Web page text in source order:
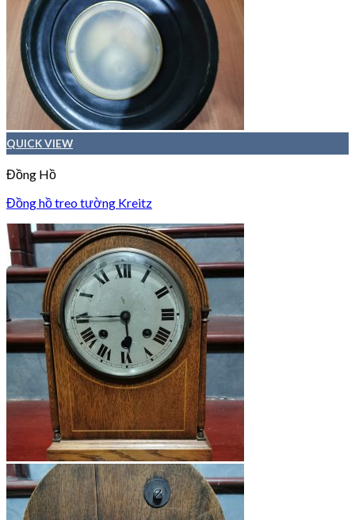
QUICK VIEW
Đồng Hồ
Đồng hồ treo tường Kreitz